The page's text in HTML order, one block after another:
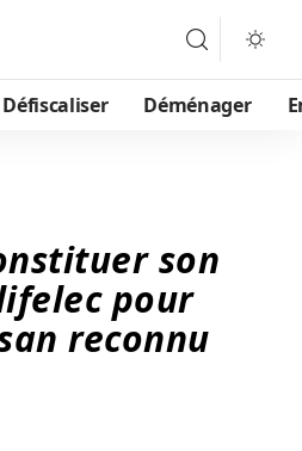
Défiscaliser Déménager
son
pour
reconnu